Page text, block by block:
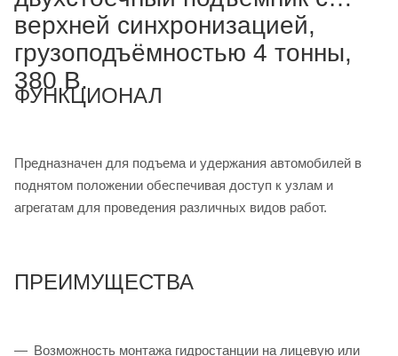
верхней синхронизацией,
грузоподъёмностью 4 тонны,
380 В.
ФУНКЦИОНАЛ
Предназначен для подъема и удержания автомобилей в
поднятом положении обеспечивая доступ к узлам и
агрегатам для проведения различных видов работ.
ПРЕИМУЩЕСТВА
Возможность монтажа гидростанции на лицевую или